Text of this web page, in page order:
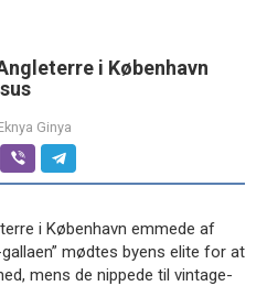
i København
Ginya
i København emmede af
mødtes byens elite for at
mens de nippede til vintage-